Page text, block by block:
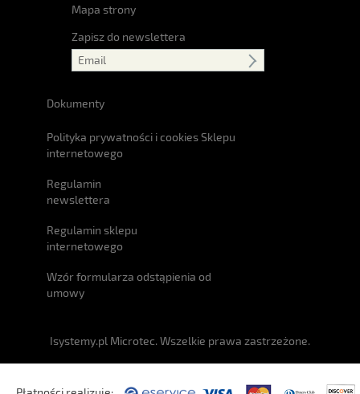
Mapa strony
Zapisz do newslettera
Dokumenty
Polityka prywatności i cookies Sklepu
internetowego
Regulamin
newslettera
Regulamin sklepu
internetowego
Wzór formularza odstąpienia od
umowy
Isystemy.pl Microtec. Wszelkie prawa zastrzeżone.